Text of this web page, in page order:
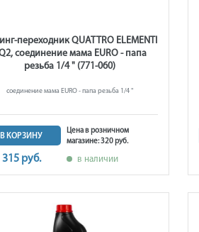
переходник QUATTRO ELEMENTI
соединение мама EURO - папа
резьба 1/4 " (771-060)
соединение мама EURO - папа резьба 1/4 "
В КОРЗИНУ
315 руб.
Цена в розничном
магазине: 320 руб.
в наличии